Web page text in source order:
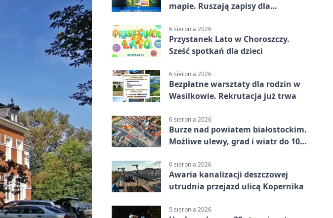
mapie. Ruszają zapisy dla
6 sierpnia 2026
Przystanek Lato w Choroszczy.
Sześć spotkań dla dzieci
6 sierpnia 2026
Bezpłatne warsztaty dla rodzin w
Wasilkowie. Rekrutacja już trwa
6 sierpnia 2026
Burze nad powiatem białostockim.
Możliwe ulewy, grad i wiatr do 100
6 sierpnia 2026
Awaria kanalizacji deszczowej
utrudnia przejazd ulicą Kopernika
5 sierpnia 2026